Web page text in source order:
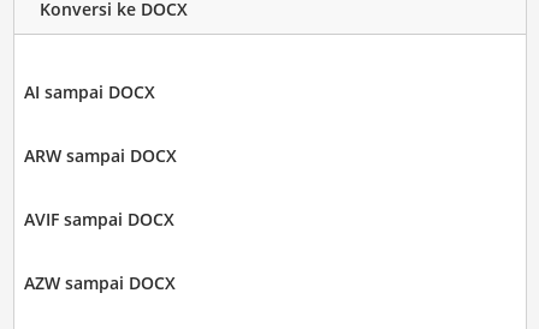
Konversi ke DOCX
AI sampai DOCX
ARW sampai DOCX
AVIF sampai DOCX
AZW sampai DOCX